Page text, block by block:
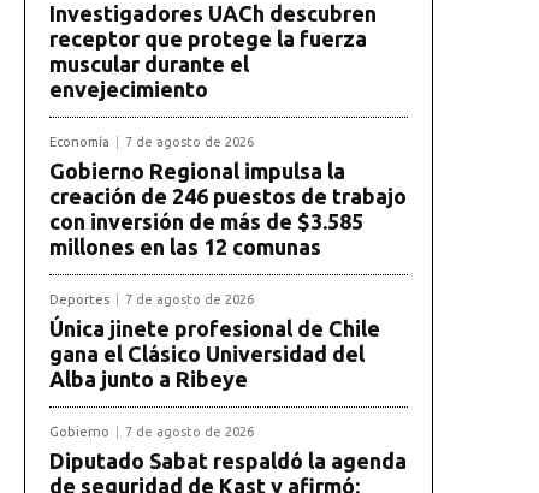
Investigadores UACh descubren
receptor que protege la fuerza
muscular durante el
envejecimiento
Economía 7 de agosto de 2026
Gobierno Regional impulsa la
creación de 246 puestos de trabajo
con inversión de más de $3.585
millones en las 12 comunas
Deportes 7 de agosto de 2026
Única jinete profesional de Chile
gana el Clásico Universidad del
Alba junto a Ribeye
Gobierno 7 de agosto de 2026
Diputado Sabat respaldó la agenda
de seguridad de Kast y afirmó: